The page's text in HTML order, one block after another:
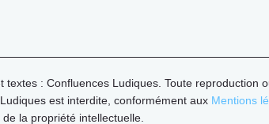
textes : Confluences Ludiques. Toute reproduction
est interdite, conformément aux Mentions
la propriété intellectuelle.